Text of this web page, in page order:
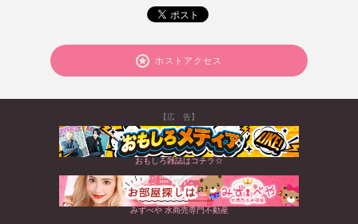
ホストアクセス
【広 告】
おもしろ雑誌はコチラ☆
みずべや 水商売専門不動産